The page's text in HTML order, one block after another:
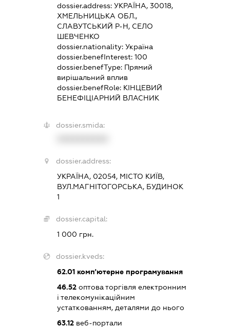
dossier.address:УКРАЇНА, 30018,
ХМЕЛЬНИЦЬКА ОБЛ.,
СЛАВУТСЬКИЙ Р-Н, СЕЛО
ШЕВЧЕНКО
dossier.nationality:Україна
dossier.benefInterest:100
dossier.benefType: Прямий
вирішальний вплив
dossier.benefRole: КІНЦЕВИЙ
БЕНЕФІЦІАРНИЙ ВЛАСНИК
dossier.smida:
dossier.address:
УКРАЇНА, 02054, МІСТО КИЇВ,
ВУЛ.МАГНІТОГОРСЬКА, БУДИНОК
1
dossier.capital:
1 000 грн.
dossier.kveds:
62.01 комп'ютерне програмування
46.52 оптова торгівля електронним
і телекомунікаційним
устаткованням, деталями до нього
63.12 веб-портали